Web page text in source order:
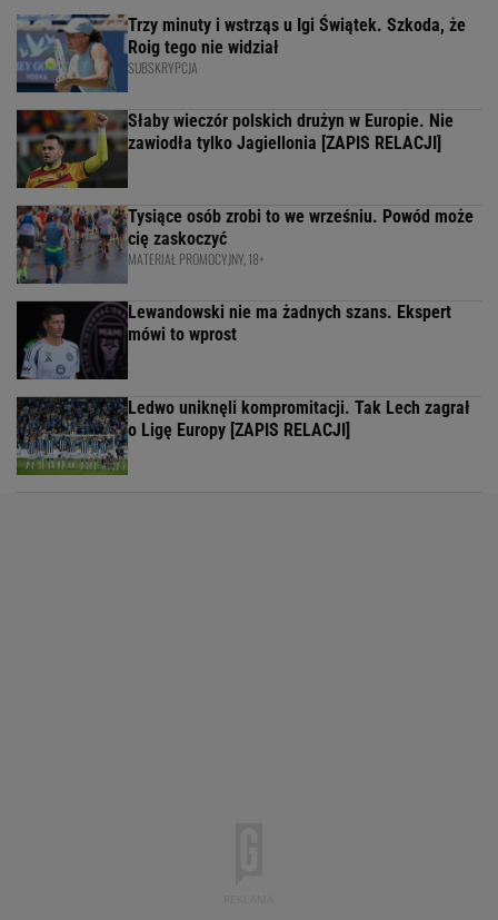
Trzy minuty i wstrząs u Igi Świątek. Szkoda, że
Roig tego nie widział
SUBSKRYPCJA
Słaby wieczór polskich drużyn w Europie. Nie
zawiodła tylko Jagiellonia [ZAPIS RELACJI]
Tysiące osób zrobi to we wrześniu. Powód może
cię zaskoczyć
MATERIAŁ PROMOCYJNY, 18+
Lewandowski nie ma żadnych szans. Ekspert
mówi to wprost
Ledwo uniknęli kompromitacji. Tak Lech zagrał
o Ligę Europy [ZAPIS RELACJI]